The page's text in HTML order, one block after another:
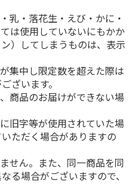
乳・落花生・えび・かに・
は使用していないにもかか
）してしまうものは、表示
集中し限定数を超えた際は
ざいます。
商品のお届けができない場
旧字等が使用されていた場
ただく場合がありますの
せん。また、同一商品を同
る場合がございますので、